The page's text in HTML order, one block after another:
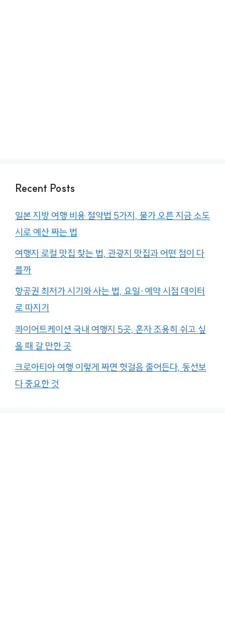
Recent Posts
일본 지방 여행 비용 절약법 5가지, 물가 오른 지금 소도
시로 예산 짜는 법
여행지 로컬 맛집 찾는 법, 관광지 맛집과 어떤 점이 다
를까
항공권 최저가 시기와 사는 법, 요일·예약 시점 데이터
로 따지기
콰이어트케이션 국내 여행지 5곳, 혼자 조용히 쉬고 싶
을 때 갈 만한 곳
크로아티아 여행 이렇게 짜면 헛걸음 줄어든다, 동선보
다 중요한 것